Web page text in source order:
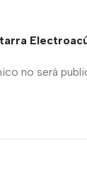
no será